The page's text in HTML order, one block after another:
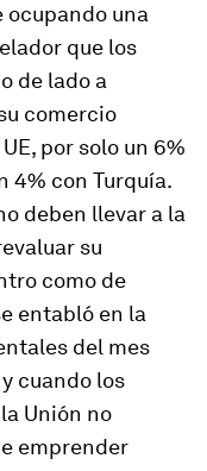
ocupando una
que los
de lado a
comercio
por solo un 6%
4% con Turquía.
deben llevar a la
su
como de
entabló en la
del mes
cuando los
Unión no
emprender